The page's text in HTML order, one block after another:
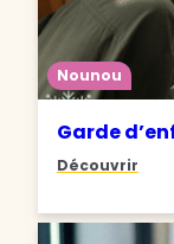
Nounou
Garde
Découvrir